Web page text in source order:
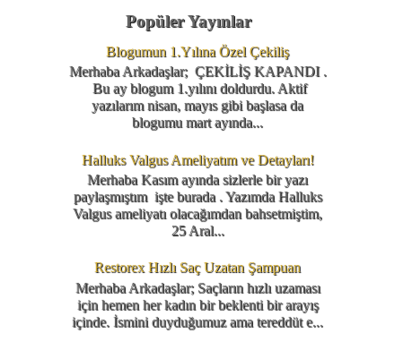
Popüler Yayınlar
Blogumun 1.Yılına Özel Çekiliş
Merhaba Arkadaşlar; ÇEKİLİŞ KAPANDI .
Bu ay blogum 1.yılını doldurdu. Aktif
yazılarım nisan, mayıs gibi başlasa da
blogumu mart ayında...
Halluks Valgus Ameliyatım ve Detayları!
Merhaba Kasım ayında sizlerle bir yazı
paylaşmıştım işte burada . Yazımda Halluks
Valgus ameliyatı olacağımdan bahsetmiştim,
25 Aral...
Restorex Hızlı Saç Uzatan Şampuan
Merhaba Arkadaşlar; Saçların hızlı uzaması
için hemen her kadın bir beklenti bir arayış
içinde. İsmini duyduğumuz ama tereddüt e...